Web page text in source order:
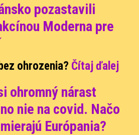
pozastavili
Moderna pre
ohrozenia? Čítaj ďalej
ohromný nárast
nie na covid. Načo
Európania?